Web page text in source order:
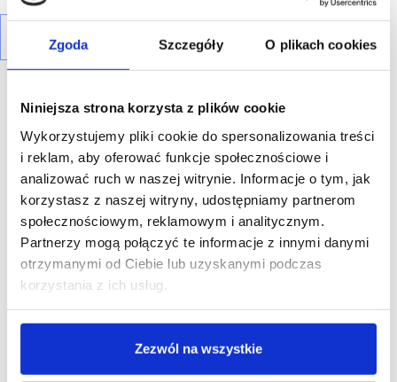
Zgoda Szczegóły O plikach cookies
Niniejsza strona korzysta z plików cookie
Wykorzystujemy pliki cookie do spersonalizowania treści
i reklam, aby oferować funkcje społecznościowe i
analizować ruch w naszej witrynie. Informacje o tym, jak
korzystasz z naszej witryny, udostępniamy partnerom
społecznościowym, reklamowym i analitycznym.
Partnerzy mogą połączyć te informacje z innymi danymi
otrzymanymi od Ciebie lub uzyskanymi podczas
korzystania z ich usług.
Zezwól na wszystkie
R E K L A M A